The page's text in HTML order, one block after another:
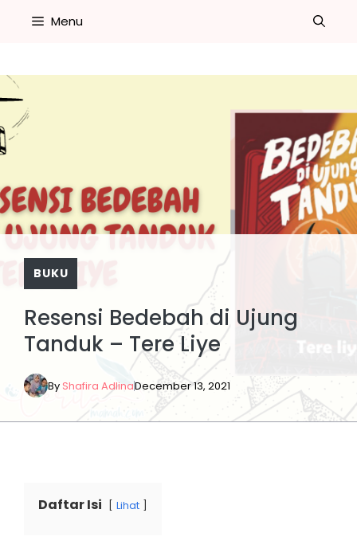
Menu
BUKU
Resensi Bedebah di Ujung
Tanduk – Tere Liye
By Shafira AdlinaDecember 13, 2021
Daftar Isi Lihat